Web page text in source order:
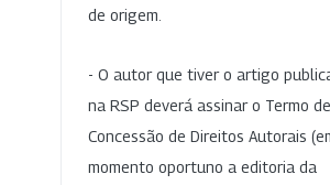
de origem.
- O autor que tiver o artigo
na RSP deverá assinar o Termo de
Concessão de Direitos Autorais
momento oportuno a editoria da